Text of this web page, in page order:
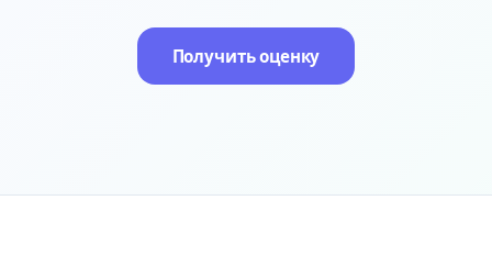
Получить оценку